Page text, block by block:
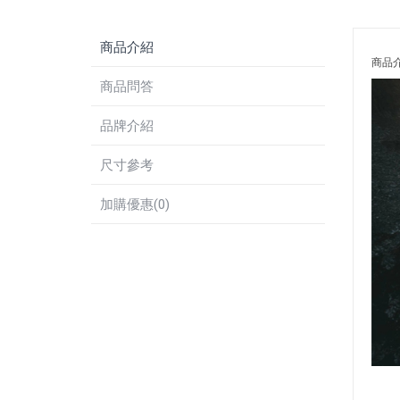
商品介紹
商品問答
品牌介紹
尺寸參考
加購優惠(0)
商品